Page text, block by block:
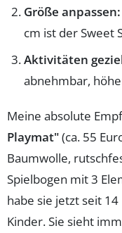
Größe anpassen:
cm ist der Sweet
Aktivitäten
abnehmbar,
Meine absolute
Playmat"(ca. 55
Baumwolle,
Spielbogen mit 3
habe sie jetzt seit
Kinder. Sie sieht